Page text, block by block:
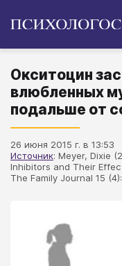
Окситоцин
влюбленных
подальше от
26 июня 2015 г. в 13:53
Источник: Meyer, Dixie
Inhibitors and Their
The Family Journal 15